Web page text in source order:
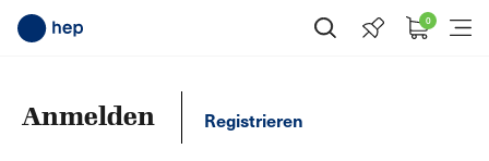
Suche öffnen 0
Anmelden Registrieren